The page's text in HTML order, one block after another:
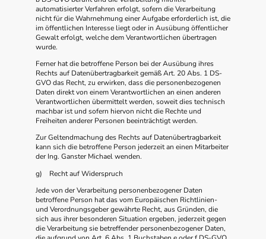
automatisierter Verfahren erfolgt, sofern die Verarbeitung
nicht für die Wahrnehmung einer Aufgabe erforderlich ist, die
im öffentlichen Interesse liegt oder in Ausübung öffentlicher
Gewalt erfolgt, welche dem Verantwortlichen übertragen
wurde.
Ferner hat die betroffene Person bei der Ausübung ihres
Rechts auf Datenübertragbarkeit gemäß Art. 20 Abs. 1 DS-
GVO das Recht, zu erwirken, dass die personenbezogenen
Daten direkt von einem Verantwortlichen an einen anderen
Verantwortlichen übermittelt werden, soweit dies technisch
machbar ist und sofern hiervon nicht die Rechte und
Freiheiten anderer Personen beeinträchtigt werden.
Zur Geltendmachung des Rechts auf Datenübertragbarkeit
kann sich die betroffene Person jederzeit an einen Mitarbeiter
der Ing. Ganster Michael wenden.
g) Recht auf Widerspruch
Jede von der Verarbeitung personenbezogener Daten
betroffene Person hat das vom Europäischen Richtlinien-
und Verordnungsgeber gewährte Recht, aus Gründen, die
sich aus ihrer besonderen Situation ergeben, jederzeit gegen
die Verarbeitung sie betreffender personenbezogener Daten,